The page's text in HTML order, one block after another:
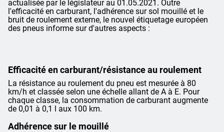
actualisée par le législateur au 01.05.2021. Outre
l'efficacité en carburant, l'adhérence sur sol mouillé et le
bruit de roulement externe, le nouvel étiquetage européen
des pneus informe sur d'autres aspects :
Efficacité en carburant/résistance au roulement
La résistance au roulement du pneu est mesurée à 80
km/h et classée selon une échelle allant de A à E. Pour
chaque classe, la consommation de carburant augmente
de 0,01 à 0,1 l aux 100 km.
Adhérence sur le mouillé